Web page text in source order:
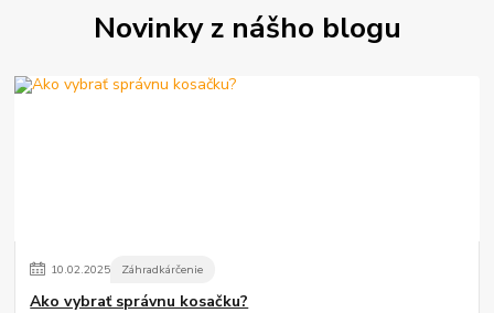
Novinky z nášho blogu
10.02.2025 Záhradkárčenie
Ako vybrať správnu kosačku?